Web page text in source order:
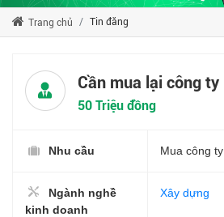
Trang chủ Tin đăng
Cần mua lại công ty
50 Triệu đồng
Nhu cầu Mua công ty
Ngành nghề
kinh doanh
Xây dựng